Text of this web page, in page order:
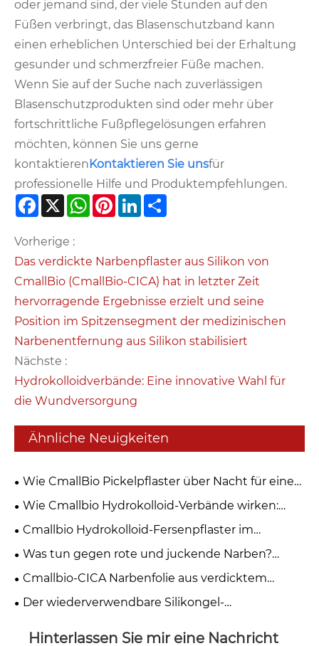
oder jemand sind, der viele Stunden auf den
Füßen verbringt, das Blasenschutzband kann
einen erheblichen Unterschied bei der Erhaltung
gesunder und schmerzfreier Füße machen.
Wenn Sie auf der Suche nach zuverlässigen
Blasenschutzprodukten sind oder mehr über
fortschrittliche Fußpflegelösungen erfahren
möchten, können Sie uns gerne
kontaktieren Kontaktieren Sie unsfür
professionelle Hilfe und Produktempfehlungen.
Facebook
X WhatsApp
Pinterest
LinkedIn
Vorherige :
Das verdickte Narbenpflaster aus Silikon von
CmallBio (CmallBio-CICA) hat in letzter Zeit
hervorragende Ergebnisse erzielt und seine
Position im Spitzensegment der medizinischen
Narbenentfernung aus Silikon stabilisiert
Nächste :
Hydrokolloidverbände: Eine innovative Wahl für
die Wundversorgung
Ähnliche Neuigkeiten
Wie CmallBio Pickelpflaster über Nacht für eine
klarere Haut sorgen？
Wie Cmallbio Hydrokolloid-Verbände wirken:
Warum ist „feuchte Heilung“ besser als „trockene
Krustenbildung“?
Cmallbio Hydrokolloid-Fersenpflaster im
Vergleich zu herkömmlichen Bandagen: Warum
heilen sie Blasen schneller?
Was tun gegen rote und juckende Narben?
CmallBio Silikongel-Narbenfolie kann helfen
Cmallbio-CICA Narbenfolie aus verdicktem
Silikongel: Eine erstklassige Wahl für die
Der wiederverwendbare Silikongel-
Bedeutung auf den medizinischen Märkten
Hinterlassen Sie mir eine Nachricht